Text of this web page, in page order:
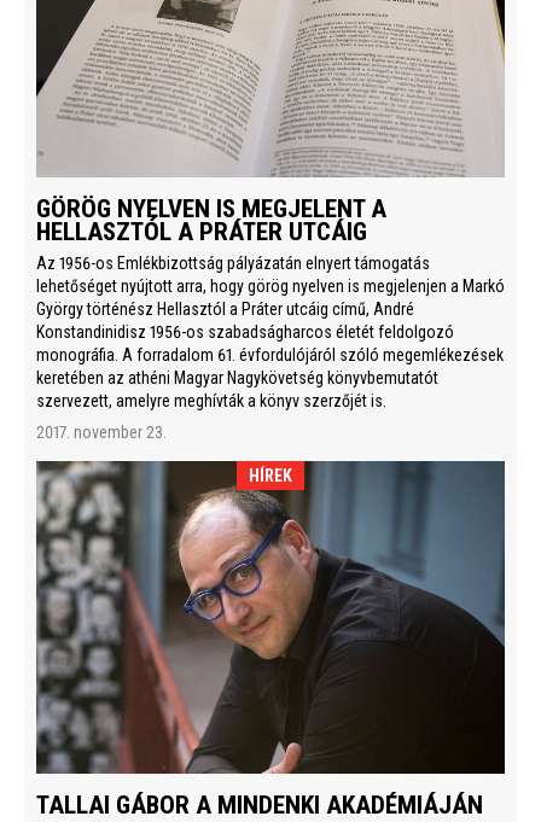
GÖRÖG NYELVEN IS MEGJELENT A
HELLASZTÓL A PRÁTER UTCÁIG
Az 1956-os Emlékbizottság pályázatán elnyert támogatás
lehetőséget nyújtott arra, hogy görög nyelven is megjelenjen a Markó
György történész Hellasztól a Práter utcáig című, André
Konstandinidisz 1956-os szabadságharcos életét feldolgozó
monográfia. A forradalom 61. évfordulójáról szóló megemlékezések
keretében az athéni Magyar Nagykövetség könyvbemutatót
szervezett, amelyre meghívták a könyv szerzőjét is.
2017. november 23.
HÍREK
TALLAI GÁBOR A MINDENKI AKADÉMIÁJÁN